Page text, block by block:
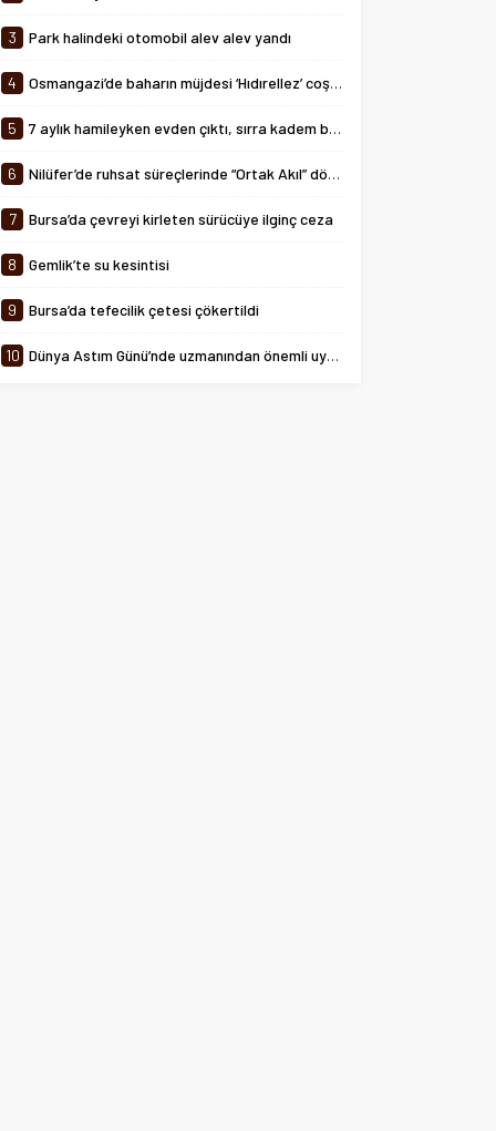
arasında...
3 Park halindeki otomobil alev alev yandı
4 Osmangazi’de baharın müjdesi ‘Hıdırellez’ coşkuyla kutlandı
5 7 aylık hamileyken evden çıktı, sırra kadem bastı
6 Nilüfer’de ruhsat süreçlerinde “Ortak Akıl” dönemi
7 Bursa’da çevreyi kirleten sürücüye ilginç ceza
8 Gemlik’te su kesintisi
9 Bursa’da tefecilik çetesi çökertildi
10 Dünya Astım Günü’nde uzmanından önemli uyarılar